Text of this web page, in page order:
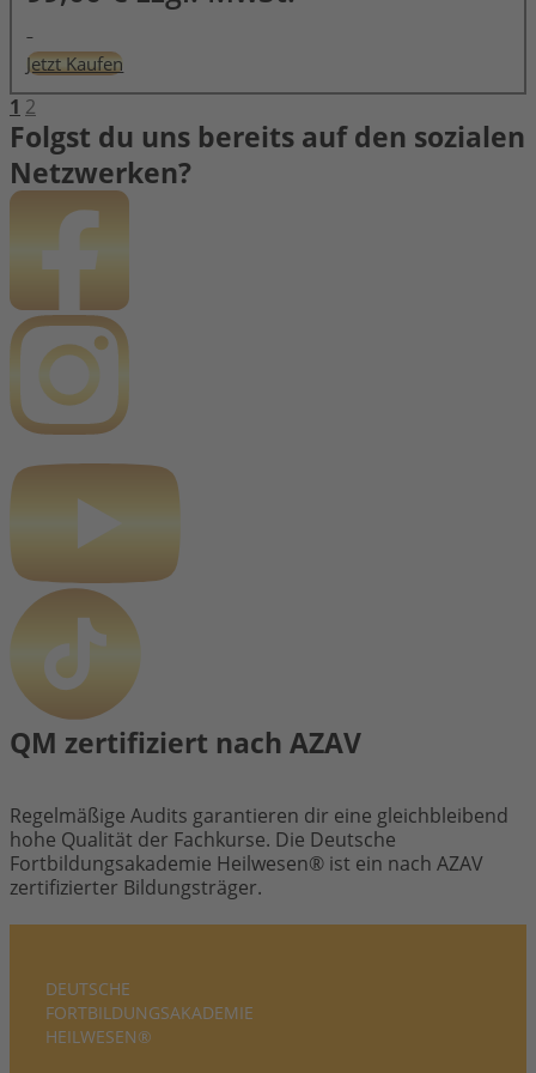
Jetzt Kaufen
1 2
Folgst du uns bereits auf den sozialen
Netzwerken?
QM zertifiziert nach AZAV
Regelmäßige Audits garantieren dir eine gleichbleibend
hohe Qualität der Fachkurse. Die Deutsche
Fortbildungsakademie Heilwesen® ist ein nach AZAV
zertifizierter Bildungsträger.
DEUTSCHE
FORTBILDUNGS­AKADEMIE
HEILWESEN®